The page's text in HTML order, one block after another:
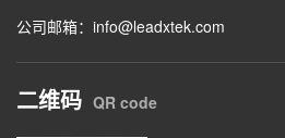
公司邮箱：info@leadxtek.com
二维码 QR code